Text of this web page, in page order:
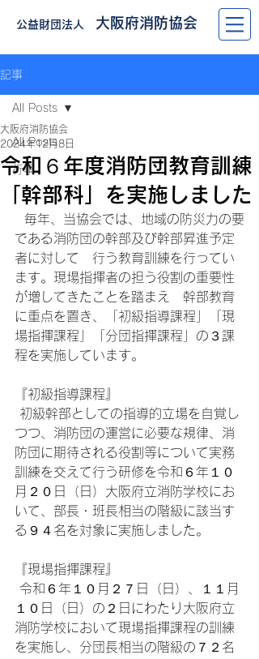
公益財団法人 大阪府消防協会
記事
All Posts
行事
All Posts
令和６年度消防団教育訓練
「幹部科」を実施しました
大阪府消防協会
2024年12月8日
である消防団の幹部及び幹部昇進予定
者に対して　行う教育訓練を行ってい
ます。現場指揮者の担う役割の重要性
が増してきたことを踏まえ　幹部教育
に重点を置き、「初級指導課程」「現
場指揮課程」「分団指揮課程」の３課
程を実施しています。
『初級指導課程』
つつ、消防団の運営に必要な規律、消
防団に期待される役割等について実務
訓練を交えて行う研修を令和６年１０
月２０日（日）大阪府立消防学校にお
いて、部長・班長相当の階級に該当す
る９４名を対象に実施しました。
『現場指揮課程』
１０日（日）の２日にわたり大阪府立
消防学校において現場指揮課程の訓練
を実施し、分団長相当の階級の７２名